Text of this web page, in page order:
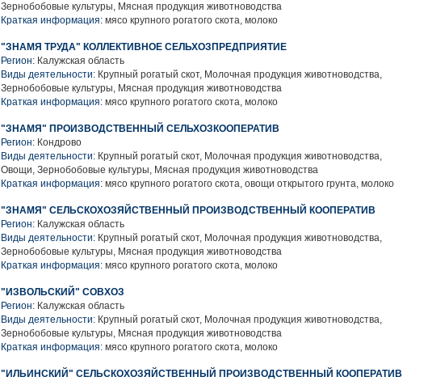
Зернобобовые культуры, Мясная продукция животноводства
Краткая информация: мясо крупного рогатого скота, молоко
"ЗНАМЯ ТРУДА" КОЛЛЕКТИВНОЕ СЕЛЬХОЗПРЕДПРИЯТИЕ
Регион: Калужская область
Виды деятельности: Крупный рогатый скот, Молочная продукция животноводства,
Зернобобовые культуры, Мясная продукция животноводства
Краткая информация: мясо крупного рогатого скота, молоко
"ЗНАМЯ" ПРОИЗВОДСТВЕННЫЙ СЕЛЬХОЗКООПЕРАТИВ
Регион: Кондрово
Виды деятельности: Крупный рогатый скот, Молочная продукция животноводства,
Овощи, Зернобобовые культуры, Мясная продукция животноводства
Краткая информация: мясо крупного рогатого скота, овощи открытого грунта, молоко
"ЗНАМЯ" СЕЛЬСКОХОЗЯЙСТВЕННЫЙ ПРОИЗВОДСТВЕННЫЙ КООПЕРАТИВ
Регион: Калужская область
Виды деятельности: Крупный рогатый скот, Молочная продукция животноводства,
Зернобобовые культуры, Мясная продукция животноводства
Краткая информация: мясо крупного рогатого скота, молоко
"ИЗВОЛЬСКИЙ" СОВХОЗ
Регион: Калужская область
Виды деятельности: Крупный рогатый скот, Молочная продукция животноводства,
Зернобобовые культуры, Мясная продукция животноводства
Краткая информация: мясо крупного рогатого скота, молоко
"ИЛЬИНСКИЙ" СЕЛЬСКОХОЗЯЙСТВЕННЫЙ ПРОИЗВОДСТВЕННЫЙ КООПЕРАТИВ